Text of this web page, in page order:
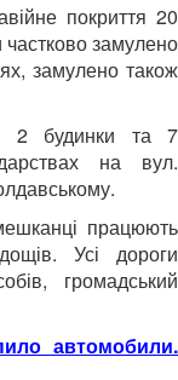
покриття 20
замулено
замулено також
2 будинки та 7
на вул.
працюють
Усі дороги
громадський
автомобили.